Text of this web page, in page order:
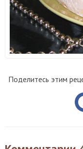
Поделитесь этим